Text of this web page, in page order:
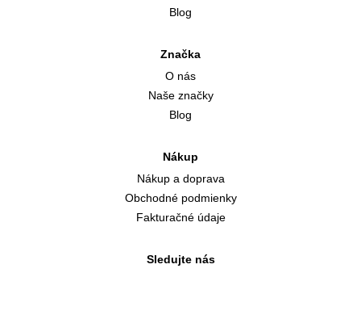
Blog
Značka
O nás
Naše značky
Blog
Nákup
Nákup a doprava
Obchodné podmienky
Fakturačné údaje
Sledujte nás